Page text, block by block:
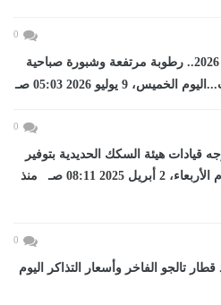
0
طقس الخميس 9 يوليو 2026.. رطوبة مرتفعة وشبورة صباحية
9 يوليو 2026 05:03 صـ
0
قيادات هيئة السكك الحديدية بتوفير
أماكن في رحلات...اليوم الأربعاء، 2 أبريل 2025 08:11 صـ منذ
0
تالجو الفاخر وأسعار التذاكر اليوم